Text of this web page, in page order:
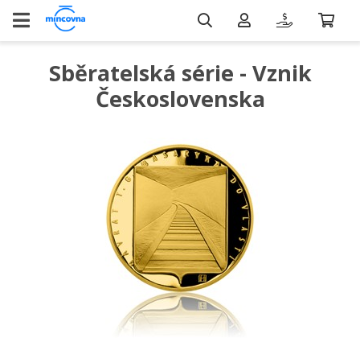
Sběratelská série - Vznik
Československa